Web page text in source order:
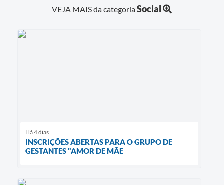
VEJA MAIS da categoriaSocial
Há 4 dias
INSCRIÇÕES ABERTAS PARA O GRUPO DE
GESTANTES "AMOR DE MÃE